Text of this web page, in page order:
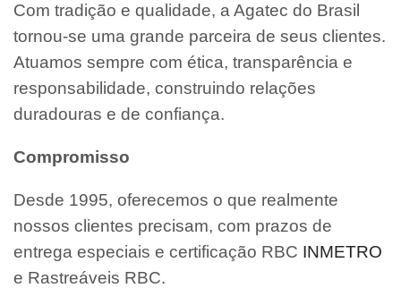
Com tradição e qualidade, a Agatec do Brasil
tornou-se uma grande parceira de seus clientes.
Atuamos sempre com ética, transparência e
responsabilidade, construindo relações
duradouras e de confiança.
Compromisso
Desde 1995, oferecemos o que realmente
nossos clientes precisam, com prazos de
entrega especiais e certificação RBC INMETRO
e Rastreáveis RBC.